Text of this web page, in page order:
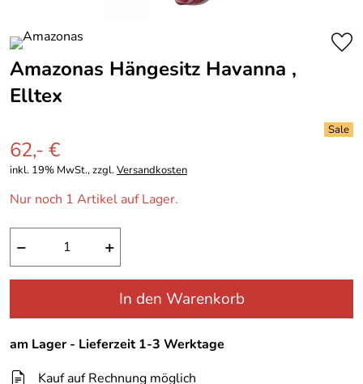
Amazonas Hängesitz Havanna ,
Elltex
62,- €
inkl. 19% MwSt., zzgl.Versandkosten
Nur noch 1 Artikel auf Lager.
− +
In den Warenkorb
am Lager - Lieferzeit 1-3 Werktage
Kauf auf Rechnung möglich